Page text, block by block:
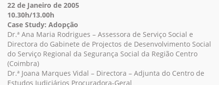
22 de Janeiro de 2005
10.30h/13.00h
Case Study: Adopção
Dr.ª Ana Maria Rodrigues – Assessora de Serviço Social e
Directora do Gabinete de Projectos de Desenvolvimento Social
do Serviço Regional da Segurança Social da Região Centro
(Coimbra)
Dr.ª Joana Marques Vidal – Directora – Adjunta do Centro de
Estudos Judiciários Procuradora-Geral